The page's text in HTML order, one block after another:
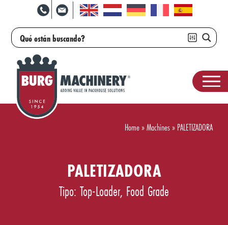
Home»Machines» PALETIZADORA
PALETIZADORA
Tipo: Top-Loader, Food Grade